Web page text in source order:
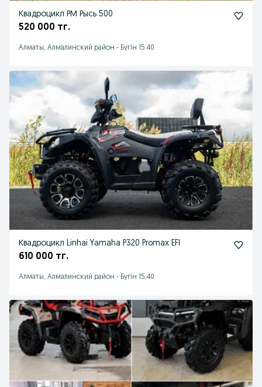
Квадроцикл РМ Рысь 500
520 000 тг.
Алматы, Алмалинский район - Бүгін 15:40
Квадроцикл Linhai Yamaha P320 Promax EFI
610 000 тг.
Алматы, Алмалинский район - Бүгін 15:40